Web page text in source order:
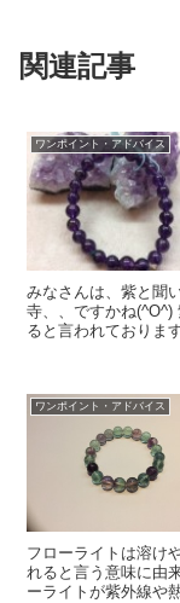
関連記事
ワンポイント・アドバイス
みなさんは、紫と聞
寺、、ですかね(^O^)
ると言われておりま
ワンポイント・アドバイス
フローライトは溶け
れると言う意味に由
ーライトが紫外線や